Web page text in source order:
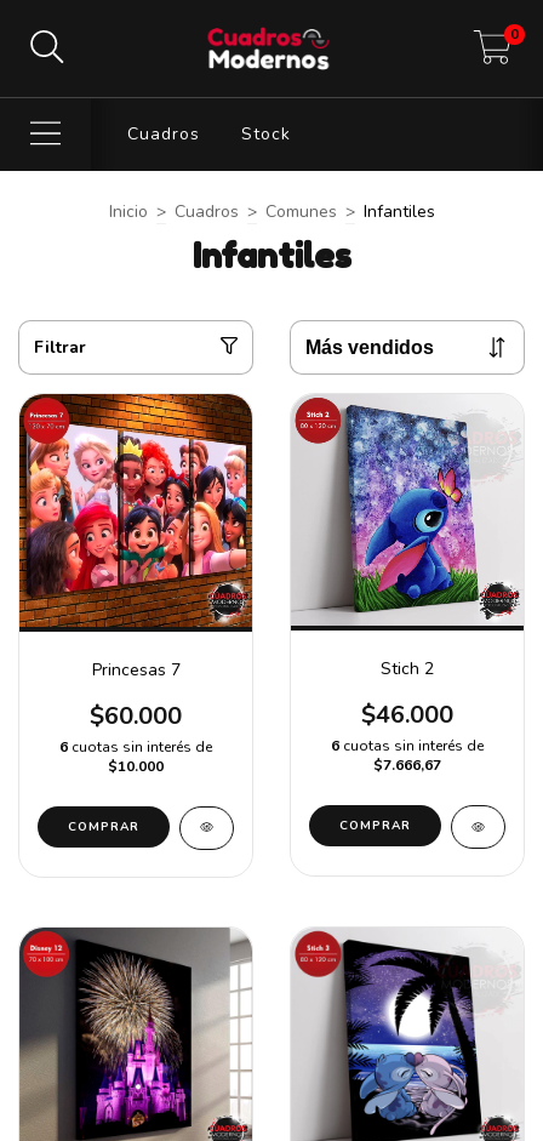
0
Cuadros Stock
Inicio > Cuadros > Comunes > Infantiles
Infantiles
Filtrar
Princesas 7
$60.000
6 cuotas sin interés de
$10.000
Stich 2
$46.000
6 cuotas sin interés de
$7.666,67
COMPRAR